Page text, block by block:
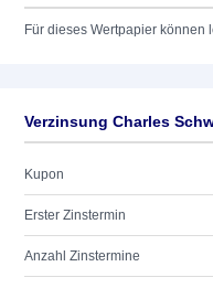
Für dieses Wertpapier
Verzinsung Charles
Kupon
Erster Zinstermin
Anzahl Zinstermine